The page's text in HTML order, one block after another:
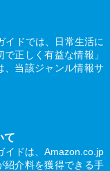
イドでは、日常生活に
正しく有益な情報」
、当該ジャンル情報サ
て
イドは、Amazon.co.jp
紹介料を獲得できる手